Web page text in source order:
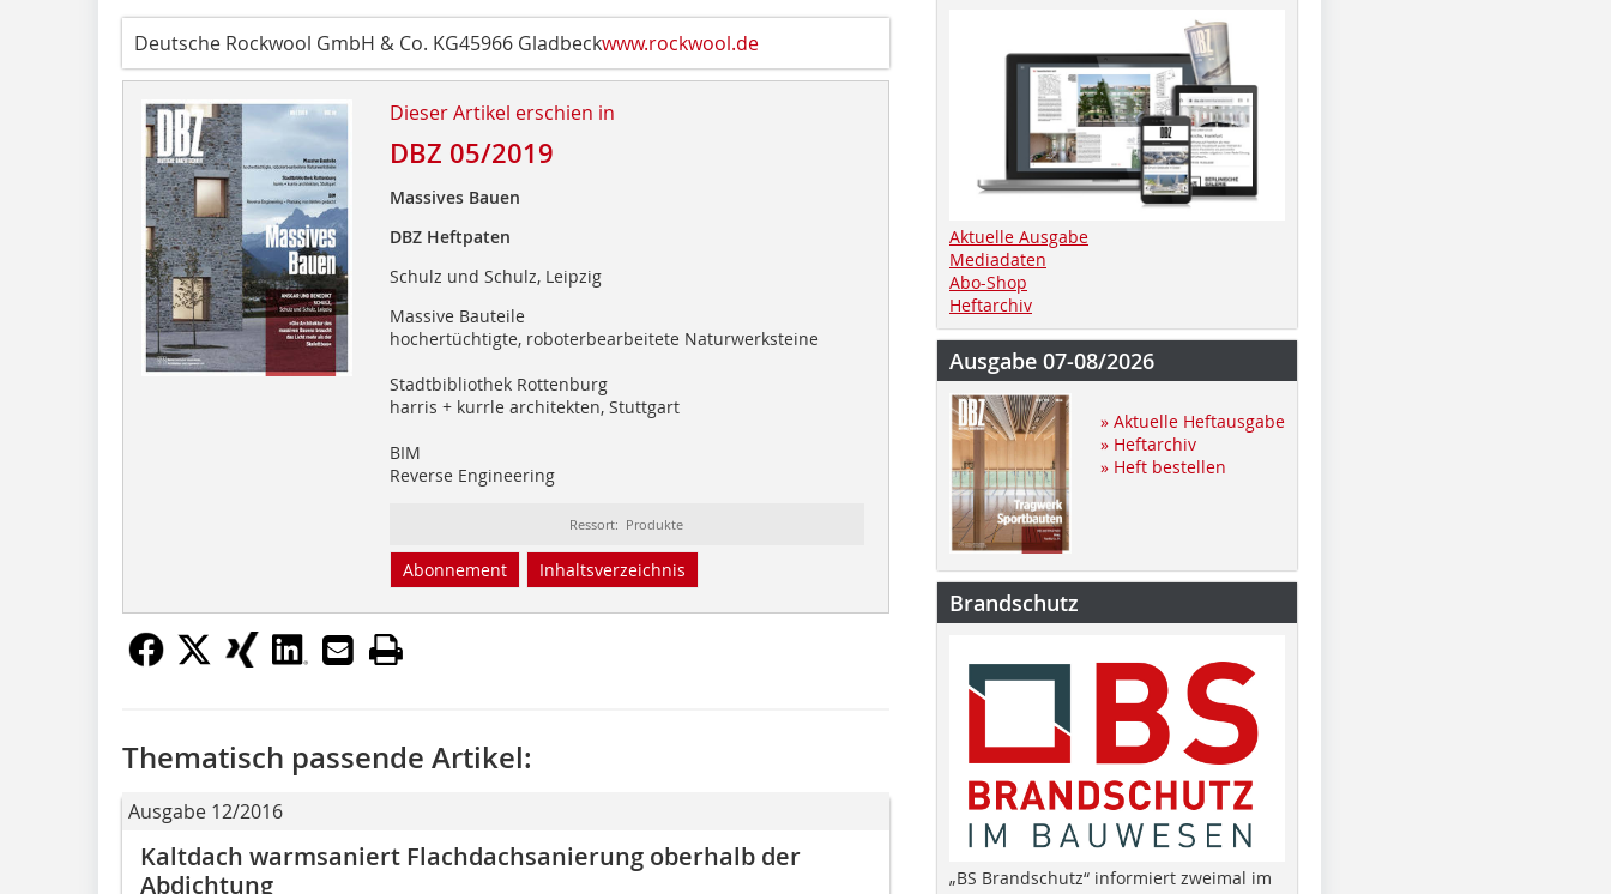
Deutsche Rockwool GmbH & Co. KG45966 Gladbeckwww.rockwool.de
Dieser Artikel erschien in
DBZ 05/2019
Massives Bauen
DBZ Heftpaten
Schulz und Schulz, Leipzig
Massive Bauteile
hochertüchtigte, roboterbearbeitete Naturwerksteine
Stadtbibliothek Rottenburg
harris + kurrle architekten, Stuttgart
BIM
Reverse Engineering
Ressort: Produkte
Abonnement Inhaltsverzeichnis
Thematisch passende Artikel:
Ausgabe 12/2016
Kaltdach warmsaniert Flachdachsanierung oberhalb der
Abdichtung
Aktuelle Ausgabe
Mediadaten
Abo-Shop
Heftarchiv
Ausgabe 07-08/2026
» Aktuelle Heftausgabe
» Heftarchiv
» Heft bestellen
Brandschutz
„BS Brandschutz“ informiert zweimal im